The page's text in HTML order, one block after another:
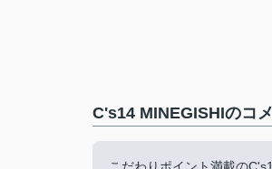
C's14 MINEGISHIのコ